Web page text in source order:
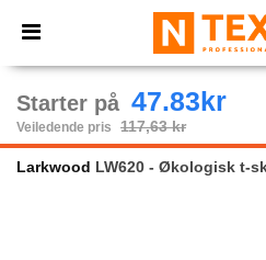
× Ntextil-app
Bedre priser i appen!
Starter på 47.83kr
Veiledende pris 117,63 kr
Larkwood LW620 - Økologisk t-